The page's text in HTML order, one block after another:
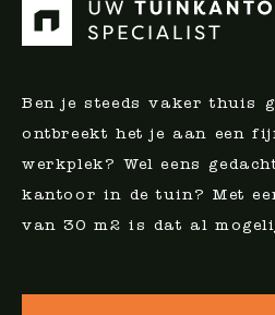
Ben je steeds vaker thuis
ontbreekt het je aan een
werkplek? Wel eens
kantoor in de tuin? Met
van 30 m2 is dat al